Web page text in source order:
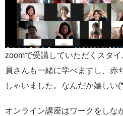
zoomで受講していただくスタ
員さんも一緒に学べますし、赤
しゃいました。なんだか嬉しい
オンライン講座はワークをしな